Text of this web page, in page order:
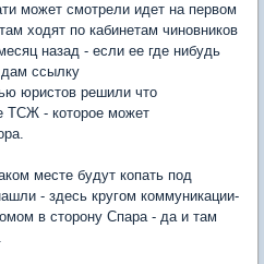
может смотрели идет на первом
ходят по кабинетам чиновников
назад - если ее где нибудь
дам ссылку
юристов решили что
ТСЖ - которое может
месте будут копать под
- здесь кругом коммуникации-
в сторону Спара - да и там